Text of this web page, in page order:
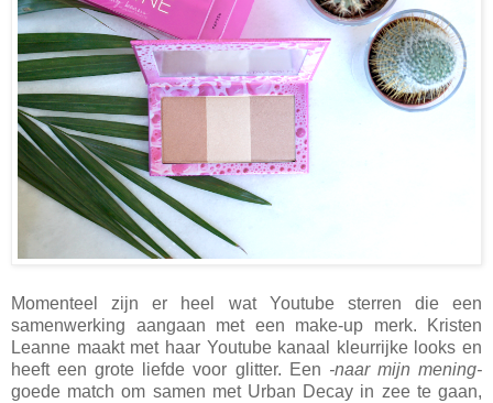
Momenteel zijn er heel wat Youtube sterren die een
samenwerking aangaan met een make-up merk. Kristen
Leanne maakt met haar Youtube kanaal kleurrijke looks en
heeft een grote liefde voor glitter. Een -naar mijn mening-
goede match om samen met Urban Decay in zee te gaan,